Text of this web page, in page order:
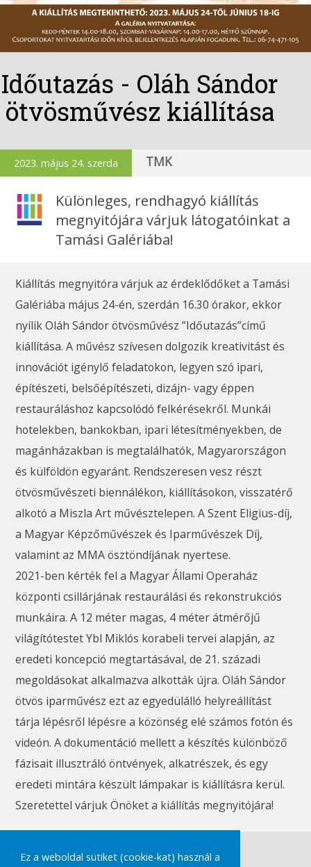
Ez a weboldal sütiket (cookie-kat) használ a
Időutazás - Oláh Sándor
ötvösművész kiállítása
2023. május 24. szerda TMK
Különleges, rendhagyó kiállítás
megnyitójára várjuk látogatóinkat a
Tamási Galériába!
Kiállítás megnyitóra várjuk az érdeklődőket a Tamási
Galériába május 24-én, szerdán 16.30 órakor, ekkor
nyílik Oláh Sándor ötvösművész ”Időutazás”című
kiállítása. A művész szívesen dolgozik kreativitást és
innovációt igénylő feladatokon, legyen szó ipari,
építészeti, belsőépítészeti, dizájn- vagy éppen
restauráláshoz kapcsolódó felkérésekről. Munkái
hotelekben, bankokban, ipari létesítményekben, de
magánházakban is megtalálhatók, Magyarországon
és külföldön egyaránt. Rendszeresen vesz részt
ötvösművészeti biennálékon, kiállításokon, visszatérő
alkotó a Miszla Art művésztelepen. A Szent Eligius-díj,
a Magyar Képzőművészek és Iparművészek Díj,
valamint az MMA ösztöndíjának nyertese.
2021-ben kérték fel a Magyar Állami Operaház
központi csillárjának restaurálási és rekonstrukciós
munkáira. A 12 méter magas, 4 méter átmérőjű
világítótestet Ybl Miklós korabeli tervei alapján, az
eredeti koncepció megtartásával, de 21. századi
megoldásokat alkalmazva alkották újra. Oláh Sándor
ötvös iparművész ezt az egyedülálló helyreállítást
tárja lépésről lépésre a közönség elé számos fotón és
videón. A dokumentáció mellett a készítés különböző
fázisait illusztráló öntvények, alkatrészek, és egy
eredeti mintára készült lámpakar is kiállításra kerül.
Szeretettel várjuk Önöket a kiállítás megnyitójára!
#kiállítás